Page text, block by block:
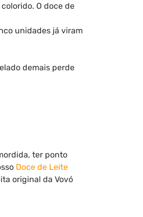
O doce de
unidades já viram
demais perde
ter ponto
Doce de Leite
original da Vovó